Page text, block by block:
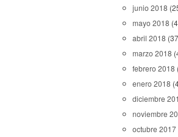
junio 2018
mayo 2018
abril 2018
marzo 2018
febrero 2018
enero 2018
diciembre
noviembre
octubre 2017